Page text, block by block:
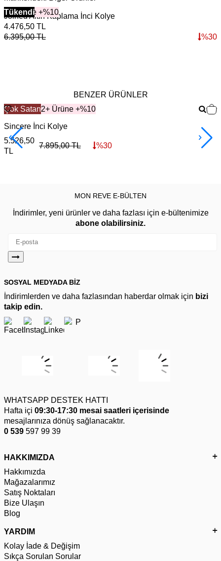
2+ Ürüne +%10
Tükendi
Joined Altın Kaplama İnci Kolye
4.476,50 TL
6.395,00TL %30
BENZER ÜRÜNLER
Çok Satan2+ Ürüne +%10
Sincere İnci Kolye
5.526,50
TL
7.895,00TL %30
MON REVE E-BÜLTEN
İndirimler, yeni ürünler ve daha fazlası için e-bültenimize
abone olabilirsiniz.
SOSYAL MEDYADA BİZ
İndirimlerden ve daha fazlasından haberdar olmak için bizi
takip edin.
WHATSAPP DESTEK HATTI
Hafta içi 09:30-17:30 mesai saatleri içerisinde
mesajlarınıza dönüş sağlanacaktır.
0 539 597 99 39
HAKKIMIZDA
Hakkımızda
Mağazalarımız
Satış Noktaları
Bize Ulaşın
Blog
YARDIM
Kolay İade & Değişim
Sıkça Sorulan Sorular